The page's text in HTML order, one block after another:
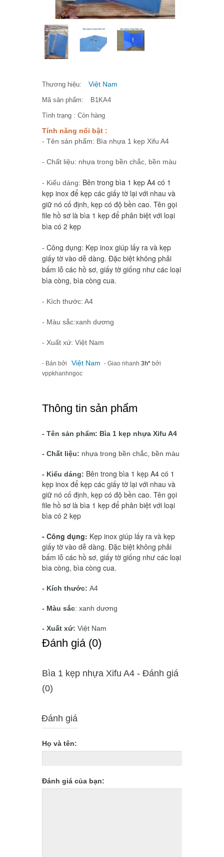
Thương hiệu: Việt Nam
Mã sản phẩm: B1KA4
Tình trạng : Còn hàng
Tính năng nổi bật :
- Tên sản phẩm: Bìa nhựa 1 kẹp Xifu A4
- Chất liệu: nhựa trong bền chắc, bền màu
- Kiểu dáng: Bên trong bìa 1 kẹp A4 có 1
kẹp inox để kẹp các giấy tờ lại với nhau và
giữ nó cố định, kẹp có độ bền cao. Tên gọi
file hồ sơ là bìa 1 kẹp để phân biệt với loại
bìa có 2 kẹp
- Công dụng: Kẹp inox giúp lấy ra và kẹp
giấy tờ vào dễ dàng. Đặc biệt không phải
bấm lỗ các hồ sơ, giấy tờ giống như các loại
bìa còng, bìa còng cua.
- Kích thước: A4
- Màu sắc:xanh dương
- Xuất xứ: Việt Nam
- Bán bởi Việt Nam - Giao nhanh 3h* bởi
vppkhanhngoc
Thông tin sản phẩm
- Tên sản phẩm: Bìa 1 kẹp nhựa Xifu A4
- Chất liệu: nhựa trong bền chắc, bền màu
- Kiểu dáng: Bên trong bìa 1 kẹp A4 có 1
kẹp inox để kẹp các giấy tờ lại với nhau và
giữ nó cố định, kẹp có độ bền cao. Tên gọi
file hồ sơ là bìa 1 kẹp để phân biệt với loại
bìa có 2 kẹp
- Công dụng: Kẹp inox giúp lấy ra và kẹp
giấy tờ vào dễ dàng. Đặc biệt không phải
bấm lỗ các hồ sơ, giấy tờ giống như các loại
bìa còng, bìa còng cua.
- Kích thước: A4
- Màu sắc: xanh dương
- Xuất xứ: Việt Nam
Ðánh giá (0)
Bìa 1 kẹp nhựa Xifu A4 - Ðánh giá
(0)
Đánh giá
Họ và tên:
Đánh giá của bạn: